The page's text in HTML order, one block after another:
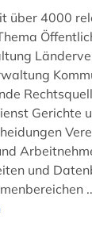
börsenrecht (2)
bürgerliches recht (3)
über 4000
Kommunale
den
und
der